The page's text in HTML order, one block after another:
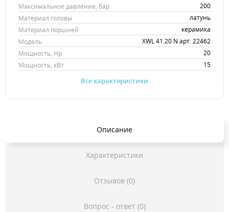
Максимальное давление, бар
200
Материал головы
латунь
Материал поршней
керамика
Модель
XWL 41.20 N арт. 22462
Мощность, Hp
20
Мощность, кВт
15
Все характеристики
Описание
Характеристики
Отзывов (0)
Вопрос - ответ (0)